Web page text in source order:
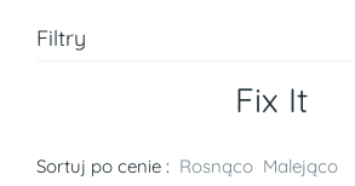
Filtry
Fix It
Sortuj po cenie : Rosnąco Malejąco